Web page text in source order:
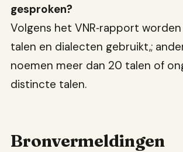
gesproken?
Volgens het VNR‑rapport
talen en dialecten gebruikt,;
noemen meer dan 20 talen of
distincte talen.
Bronvermeldingen